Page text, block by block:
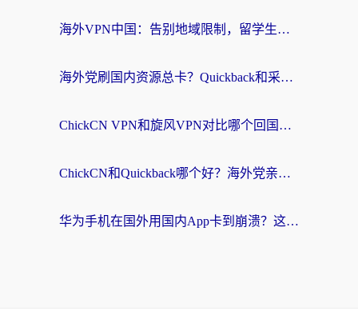
海外VPN中国：告别地域限制，留学生与华人如何轻松刷国内剧、玩国服？
海外党刷国内资源总卡？Quickback和采集蜂好用吗？这篇指南帮你避坑
ChickCN VPN和旋风VPN对比哪个回国效果更好？海外党亲测实用指南
ChickCN和Quickback哪个好？海外党亲测回国加速器，轻松解锁国内资源（附避坑指南）
华为手机在国外用国内App卡到崩溃？这篇加速器指南帮你无缝刷剧打游戏